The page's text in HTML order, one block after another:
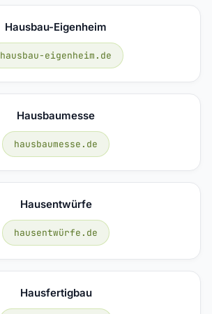
Hausbau-Eigenheim
hausbau-eigenheim.de
Hausbaumesse
hausbaumesse.de
Hausentwürfe
hausentwürfe.de
Hausfertigbau